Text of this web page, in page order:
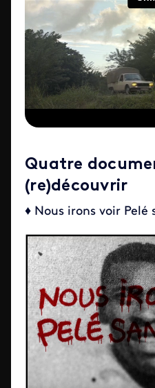
Quatre
(re)découvrir
♦ Nous irons voir Pelé